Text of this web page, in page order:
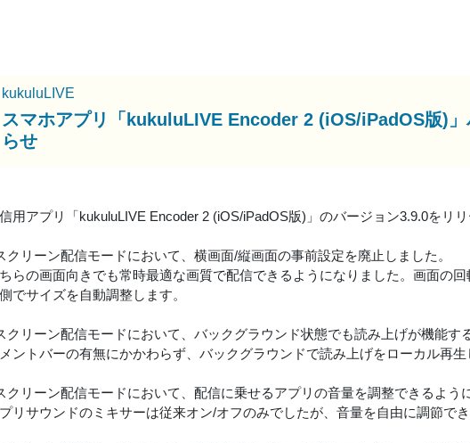
kukuluLIVE
スマホアプリ「kukuluLIVE Encoder 2 (iOS/iPadOS版)」
らせ
用アプリ「kukuluLIVE Encoder 2 (iOS/iPadOS版)」のバージョン3.9.0をリリ
クリーン配信モードにおいて、横画面/縦画面の事前設定を廃止しました。
らの画面向きでも常時最適な画質で配信できるようになりました。画面の
でサイズを自動調整します。
クリーン配信モードにおいて、バックグラウンド状態でも読み上げが機能す
ントバーの有無にかかわらず、バックグラウンドで読み上げをローカル再生
クリーン配信モードにおいて、配信に乗せるアプリの音量を調整できるよう
リサウンドのミキサーは従来オン/オフのみでしたが、音量を自由に調節でき